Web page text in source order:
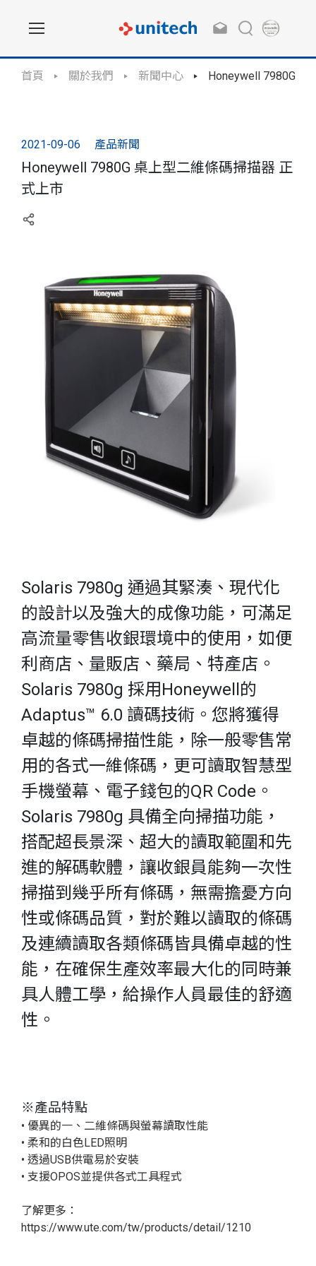
首頁 關於我們 新聞中心 Honeywell 7980G 桌
2021-09-06 產品新聞
Honeywell 7980G 桌上型二維條碼掃描器 正
式上市
Solaris 7980g 通過其緊湊、現代化
的設計以及強大的成像功能，可滿足
高流量零售收銀環境中的使用，如便
利商店、量販店、藥局、特產店。
Solaris 7980g 採用Honeywell的
Adaptus™ 6.0 讀碼技術。您將獲得
卓越的條碼掃描性能，除一般零售常
用的各式一維條碼，更可讀取智慧型
手機螢幕、電子錢包的QR Code。
Solaris 7980g 具備全向掃描功能，
搭配超長景深、超大的讀取範圍和先
進的解碼軟體，讓收銀員能夠一次性
掃描到幾乎所有條碼，無需擔憂方向
性或條碼品質，對於難以讀取的條碼
及連續讀取各類條碼皆具備卓越的性
能，在確保生產效率最大化的同時兼
具人體工學，給操作人員最佳的舒適
性。
※產品特點
• 優異的一、二維條碼與螢幕讀取性能
• 柔和的白色LED照明
• 透過USB供電易於安裝
• 支援OPOS並提供各式工具程式
了解更多：
https://www.ute.com/tw/products/detail/1210